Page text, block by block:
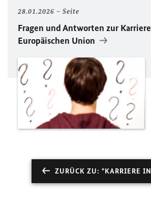
28.01.2026 Seite
Fragen und Antworten zur
Europäischen Union
ZURÜCK ZU: "KARRIERE